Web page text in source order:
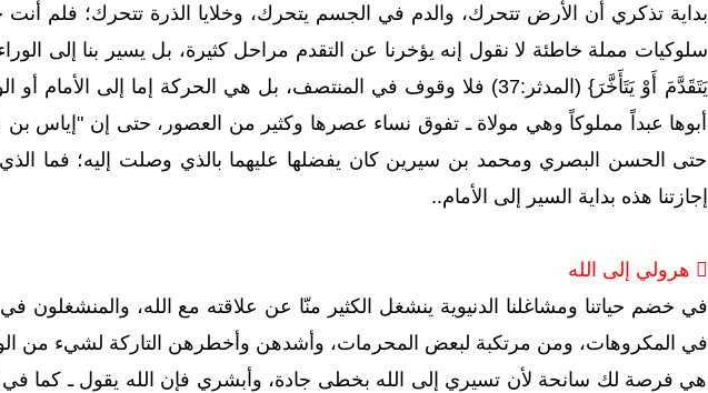
بداية تذكري أن الأرض تتحرك، والدم في الجسم يتحرك، وخلايا الذرة تتحرك؛ فلم أنت
سلوكيات مملة خاطئة لا نقول إنه يؤخرنا عن التقدم مراحل كثيرة، بل يسير بنا إلى
يَتَقَدَّمَ أَوْ يَتَأَخَّرَ} (المدثر:37) فلا وقوف في المنتصف، بل هي الحركة إما
أبوها عبداً مملوكاً وهي مولاة ـ تفوق نساء عصرها وكثير من العصور، حتى إن "إياس بن
حتى الحسن البصري ومحمد بن سيرين كان يفضلها عليهما بالذي وصلت إليه؛ فما الذي
إجازتنا هذه بداية السير إلى الأمام..
 هرولي إلى الله
في خضم حياتنا ومشاغلنا الدنيوية ينشغل الكثير منّا عن علاقته مع الله،
في المكروهات، ومن مرتكبة لبعض المحرمات، وأشدهن وأخطرهن التاركة لشيء من
هي فرصة لك سانحة لأن تسيري إلى الله بخطى جادة، وأبشري فإن الله يقول ـ كما